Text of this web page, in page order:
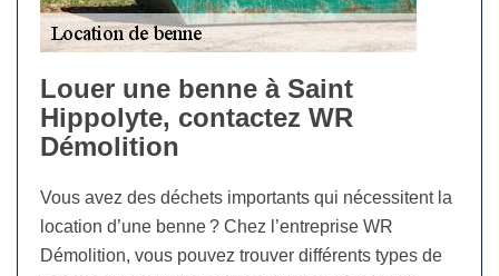
Louer une benne à Saint
Hippolyte, contactez WR
Démolition
Vous avez des déchets importants qui nécessitent la
location d’une benne ? Chez l’entreprise WR
Démolition, vous pouvez trouver différents types de